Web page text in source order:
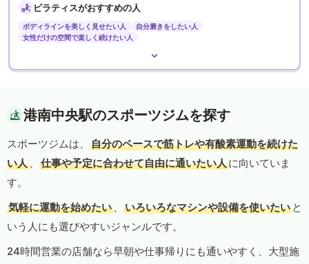
ピラティスがおすすめの人
ボディラインを美しく見せたい人
自分磨きをしたい人
女性だけの空間で楽しく続けたい人
港南中央駅のスポーツジムを探す
スポーツジムは、
自分のペースで筋トレや有酸素運動を続けた
い人 、 仕事や予定に合わせて自由に通いたい人に向いていま
す。
気軽に運動を始めたい 、 いろいろなマシンや設備を使いたい と
いう人にも選びやすいジャンルです。
24時間営業の店舗なら早朝や仕事帰りにも通いやすく、大型施